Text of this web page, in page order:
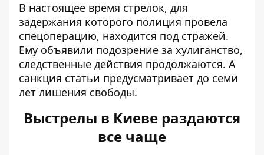
В настоящее время стрелок, для
задержания которого полиция провела
спецоперацию, находится под стражей.
Ему объявили подозрение за хулиганство,
следственные действия продолжаются. А
санкция статьи предусматривает до семи
лет лишения свободы.
Выстрелы в Киеве раздаются
все чаще